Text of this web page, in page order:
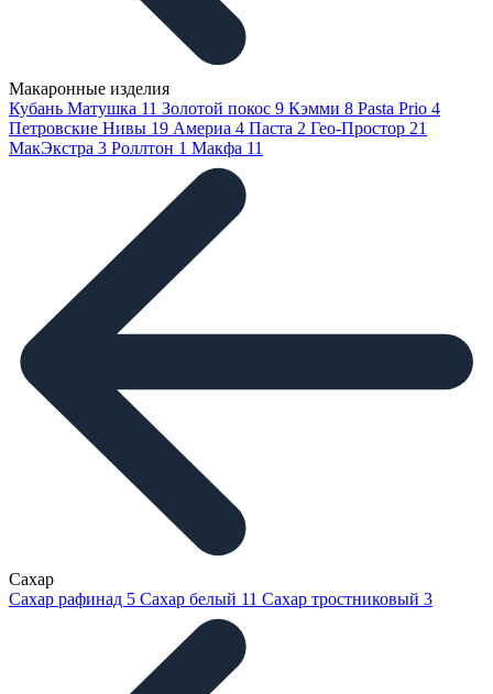
Макаронные изделия
Кубань Матушка 11 Золотой покос 9 Кэмми 8 Pasta Prio 4
Петровские Нивы 19 Америа 4 Паста 2 Гео-Простор 21
МакЭкстра 3 Роллтон 1 Макфа 11
Сахар
Сахар рафинад 5 Сахар белый 11 Сахар тростниковый 3